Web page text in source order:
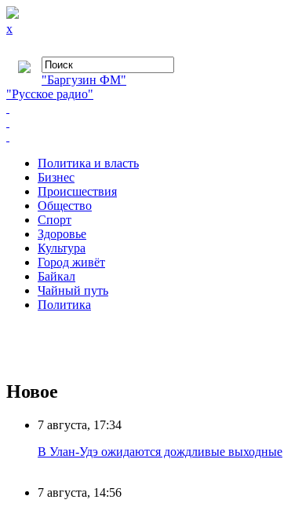
x
"Баргузин ФМ"
"Русское радио"
Политика и власть
Бизнес
Происшествия
Общество
Cпорт
Здоровье
Культура
Город живёт
Байкал
Чайный путь
Политика
Новое
7 августа, 17:34
В Улан-Удэ ожидаются дождливые выходные
7 августа, 14:56